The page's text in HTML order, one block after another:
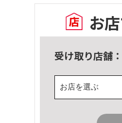
お
受け取り店舗：
お店を選ぶ